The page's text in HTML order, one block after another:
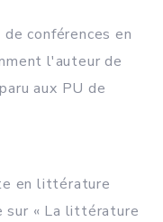
conférences en
l'auteur de
aux PU de
en littérature
sur « La littérature